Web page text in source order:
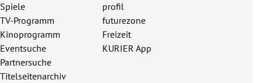
Spiele
TV-Programm
Kinoprogramm
Eventsuche
Partnersuche
Titelseitenarchiv
profil
futurezone
Freizeit
KURIER App